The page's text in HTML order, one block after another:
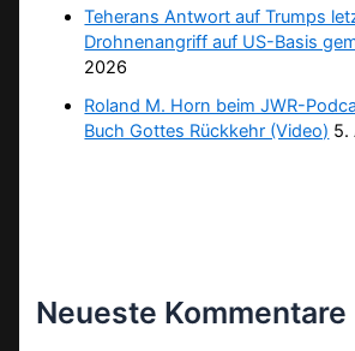
Teherans Antwort auf Trumps
Drohnenangriff auf US-Basis
2026
Roland M. Horn beim JWR-
Buch Gottes Rückkehr (Video) 5.
Neueste Kommentare